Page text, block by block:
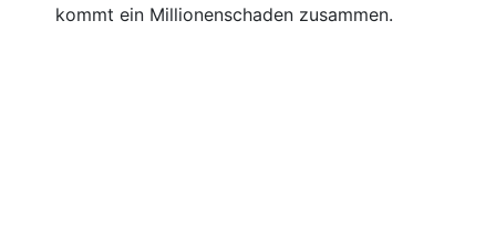
kommt ein Millionenschaden zusammen.